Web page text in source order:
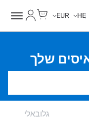
HE
EUR
שלך
גלובאלי